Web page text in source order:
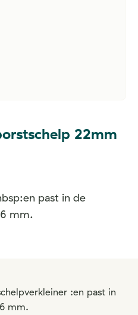
22mm
past in de
mm.
:en past in
mm.